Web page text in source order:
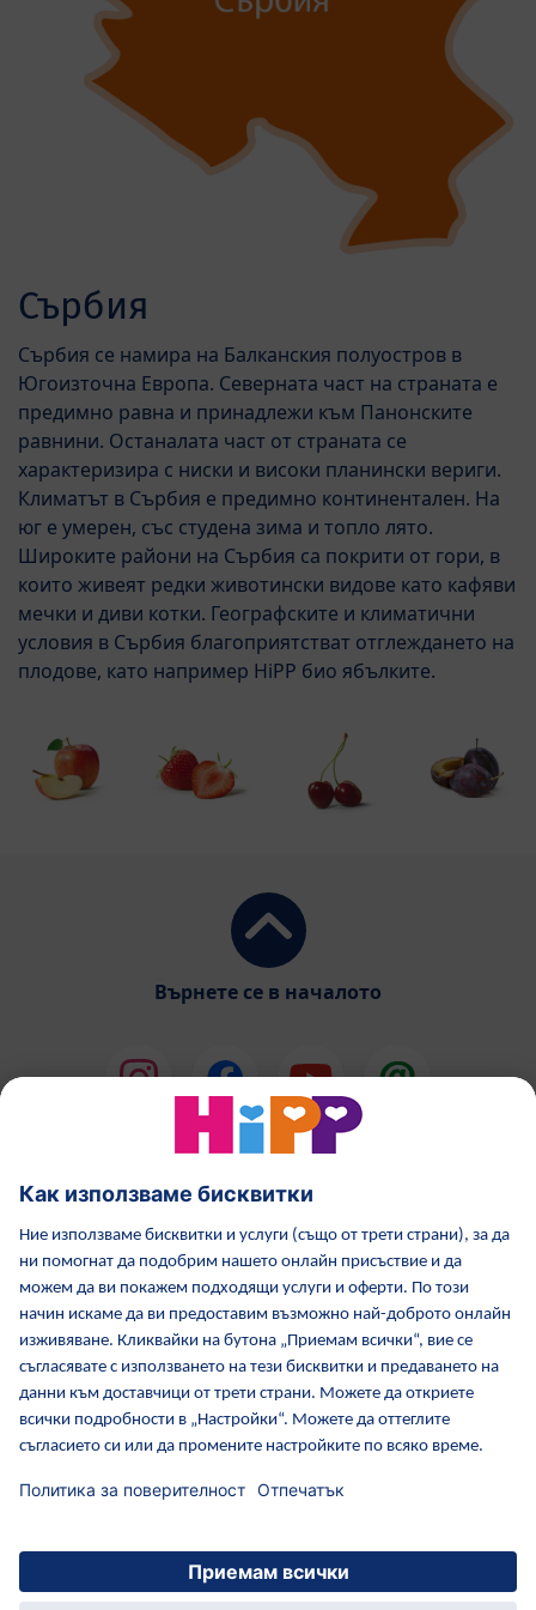
Сърбия
Сърбия се намира на Балканския полуостров в
Югоизточна Европа. Северната част на страната е
предимно равна и принадлежи към Панонските
равнини. Останалата част от страната се
характеризира с ниски и високи планински вериги.
Климатът в Сърбия е предимно континентален. На
юг е умерен, със студена зима и топло лято.
Широките райони на Сърбия са покрити от гори, в
които живеят редки животински видове като кафяви
мечки и диви котки. Географските и климатични
условия в Сърбия благоприятстват отглеждането на
плодове, като например HiPP био ябълките.
Върнете се в началото
Грижа за кожата от HiPP
HiPP по време бременност
Политика за поверителност
Общи условия
Отпечатване
Повече за HiPP Контакти